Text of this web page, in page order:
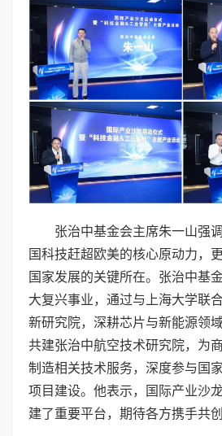
张治中基金会主席朱一山强
国科技赶超欧美的核心原动力，
国家发展的关键所在。张治中基
大复兴事业，通过与上海大学联
新研究院，深耕芯片与新能源领
共建张治中航空技术研究院，为
制造相关技术服务，深度参与国
项目建设。他表示，国际产业沙
建了重要平台，期待各方携手共